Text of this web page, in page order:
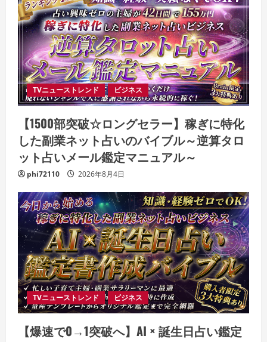
TVニューストレンド ビジネス
【1500部突破☆ロングセラー】稼ぎに特化
した副業ネット占いのバイブル～逆算タロ
ット占いメール鑑定マニュアル～
phi72110 2026年8月4日
TVニューストレンド ビジネス
【爆速で0→1突破へ】AI × 誕生日占い鑑定